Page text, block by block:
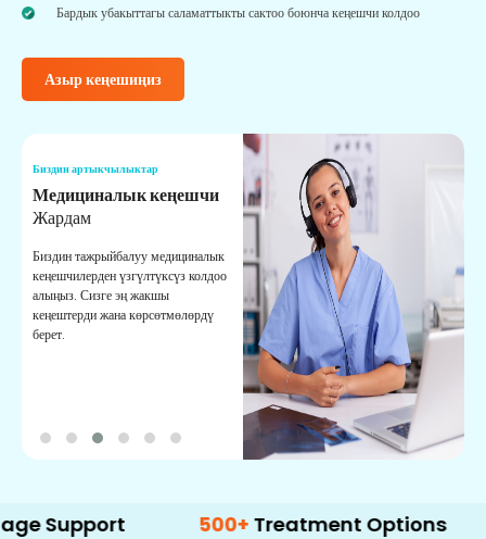
Бардык убакыттагы саламаттыкты сактоо боюнча кеңешчи колдоо
Азыр кеңешиңиз
Биздин артыкчылыктар
Медициналык кеңешчи
Жардам
Биздин тажрыйбалуу медициналык
кеңешчилерден үзгүлтүксүз колдоо
алыңыз. Сизге эң жакшы
кеңештерди жана көрсөтмөлөрдү
берет.
500+ Treatment Options